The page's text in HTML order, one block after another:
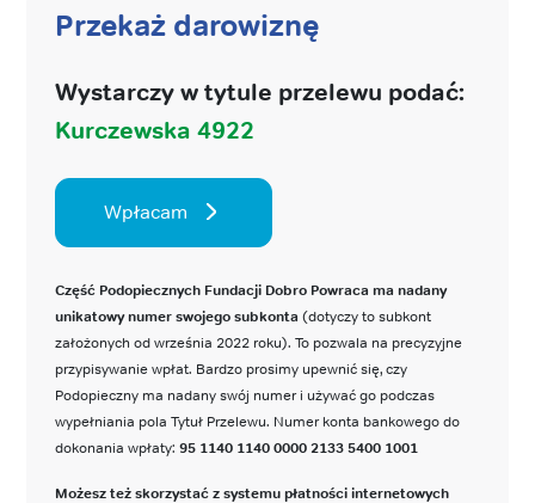
Przekaż darowiznę
Wystarczy w tytule przelewu podać:
Kurczewska 4922
Wpłacam
Część Podopiecznych Fundacji Dobro Powraca ma nadany
unikatowy numer swojego subkonta (dotyczy to subkont
założonych od września 2022 roku). To pozwala na precyzyjne
przypisywanie wpłat. Bardzo prosimy upewnić się, czy
Podopieczny ma nadany swój numer i używać go podczas
wypełniania pola Tytuł Przelewu. Numer konta bankowego do
dokonania wpłaty: 95 1140 1140 0000 2133 5400 1001
Możesz też skorzystać z systemu płatności internetowych